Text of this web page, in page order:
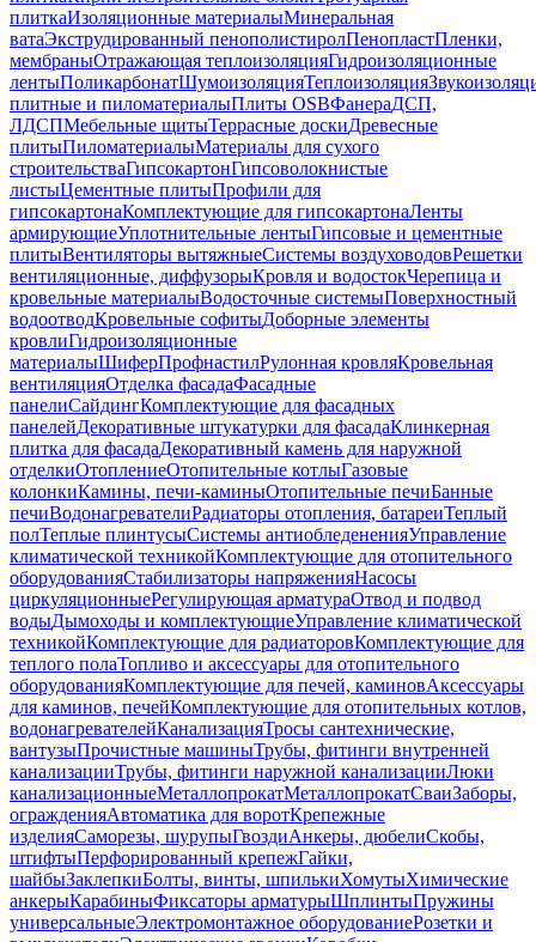
плиткаИзоляционные материалыМинеральная
ватаЭкструдированный пенополистиролПенопластПленки,
мембраныОтражающая теплоизоляцияГидроизоляционные
лентыПоликарбонатШумоизоляцияТеплоизоляция
плитные и пиломатериалыПлиты OSBФанераДСП,
ЛДСПМебельные щитыТеррасные доскиДревесные
плитыПиломатериалыМатериалы для сухого
строительстваГипсокартонГипсоволокнистые
листыЦементные плитыПрофили для
гипсокартонаКомплектующие для гипсокартонаЛенты
армирующиеУплотнительные лентыГипсовые и цементные
плитыВентиляторы вытяжныеСистемы воздуховодовРешетки
вентиляционные, диффузорыКровля и водостокЧерепица и
кровельные материалыВодосточные системыПоверхностный
водоотводКровельные софитыДоборные элементы
кровлиГидроизоляционные
материалыШиферПрофнастилРулонная кровляКровельная
вентиляцияОтделка фасадаФасадные
панелиСайдингКомплектующие для фасадных
панелейДекоративные штукатурки для фасадаКлинкерная
плитка для фасадаДекоративный камень для наружной
отделкиОтоплениеОтопительные котлыГазовые
колонкиКамины, печи-каминыОтопительные печиБанные
печиВодонагревателиРадиаторы отопления, батареиТеплый
полТеплые плинтусыСистемы антиобледененияУправление
климатической техникойКомплектующие для отопительного
оборудованияСтабилизаторы напряженияНасосы
циркуляционныеРегулирующая арматураОтвод и подвод
водыДымоходы и комплектующиеУправление климатической
техникойКомплектующие для радиаторовКомплектующие для
теплого полаТопливо и аксессуары для отопительного
оборудованияКомплектующие для печей, каминовАксессуары
для каминов, печейКомплектующие для отопительных котлов,
водонагревателейКанализацияТросы сантехнические,
вантузыПрочистные машиныТрубы, фитинги внутренней
канализацииТрубы, фитинги наружной канализацииЛюки
канализационныеМеталлопрокатМеталлопрокатСваиЗаборы,
огражденияАвтоматика для воротКрепежные
изделияСаморезы, шурупыГвоздиАнкеры, дюбелиСкобы,
штифтыПерфорированный крепежГайки,
шайбыЗаклепкиБолты, винты, шпилькиХомутыХимические
анкерыКарабиныФиксаторы арматурыШплинтыПружины
универсальныеЭлектромонтажное оборудованиеРозетки и